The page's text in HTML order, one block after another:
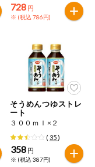
728 円
※ (税込 786円)
そうめんつゆストレ
ート
３００ｍｌ×２
( 35)
358 円
※ (税込 387円)